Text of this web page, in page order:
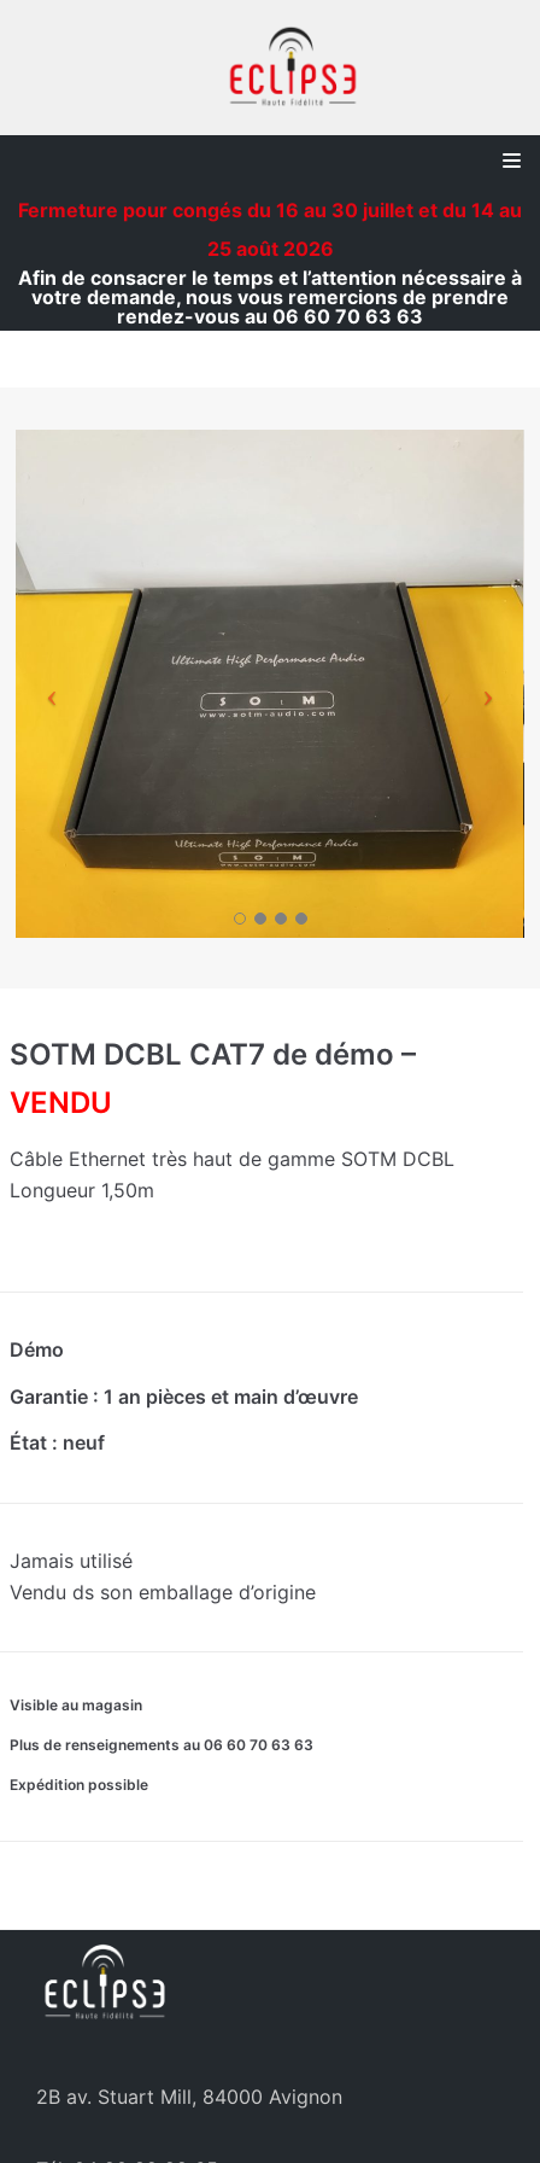
Fermeture pour congés du 16 au 30 juillet et du 14 au
25 août 2026
Afin de consacrer le temps et l’attention nécessaire à
votre demande, nous vous remercions de prendre
rendez-vous au 06 60 70 63 63
SOTM DCBL CAT7 de démo –
VENDU
Câble Ethernet très haut de gamme SOTM DCBL
Longueur 1,50m
Démo
Garantie : 1 an pièces et main d’œuvre
État : neuf
Jamais utilisé
Vendu ds son emballage d’origine
Visible au magasin
Plus de renseignements au 06 60 70 63 63
Expédition possible
2B av. Stuart Mill, 84000 Avignon